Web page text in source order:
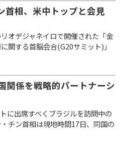
首相、米中トップと会見
オデジャネイロで開催された「金
関する首脳会合(G20サミット)」
関係を戦略的パートナーシ
に出席すべくブラジルを訪問中の
チン首相は現地時間17日、同国の